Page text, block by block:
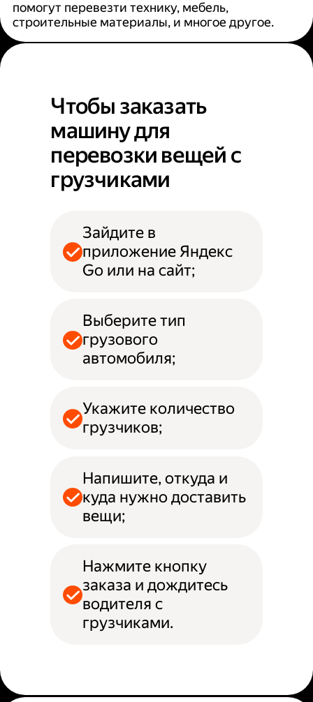
помогут перевезти технику, мебель,
строительные материалы, и многое другое.
Чтобы заказать
машину для
перевозки вещей с
грузчиками
Зайдите в
приложение Яндекс
Go или на сайт;
Выберите тип
грузового
автомобиля;
Укажите количество
грузчиков;
Напишите, откуда и
куда нужно доставить
вещи;
Нажмите кнопку
заказа и дождитесь
водителя с
грузчиками.